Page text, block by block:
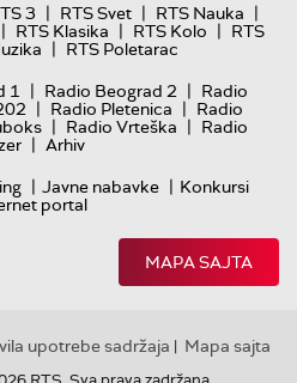
3 | RTS Svet | RTS Nauka |
| RTS Klasika | RTS Kolo | RTS
| RTS Poletarac
1 | Radio Beograd 2 | Radio
| Radio Pletenica | Radio
| Radio Vrteška | Radio
| Arhiv
| Javne nabavke | Konkursi
portal
MAPA SAJTA
upotrebe sadržaja | Mapa sajta